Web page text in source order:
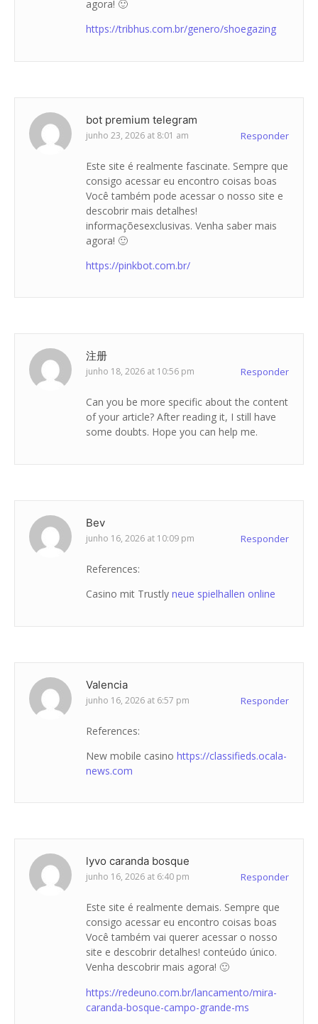
agora! 🙂
https://tribhus.com.br/genero/shoegazing
bot premium telegram
junho 23, 2026 at 8:01 am Responder
Este site é realmente fascinate. Sempre que
consigo acessar eu encontro coisas boas
Você também pode acessar o nosso site e
descobrir mais detalhes!
informaçõesexclusivas. Venha saber mais
agora! 🙂
https://pinkbot.com.br/
注册
junho 18, 2026 at 10:56 pm Responder
Can you be more specific about the content
of your article? After reading it, I still have
some doubts. Hope you can help me.
Bev
junho 16, 2026 at 10:09 pm Responder
References:
Casino mit Trustly neue spielhallen online
Valencia
junho 16, 2026 at 6:57 pm Responder
References:
New mobile casino https://classifieds.ocala-
news.com
lyvo caranda bosque
junho 16, 2026 at 6:40 pm Responder
Este site é realmente demais. Sempre que
consigo acessar eu encontro coisas boas
Você também vai querer acessar o nosso
site e descobrir detalhes! conteúdo único.
Venha descobrir mais agora! 🙂
https://redeuno.com.br/lancamento/mira-
caranda-bosque-campo-grande-ms